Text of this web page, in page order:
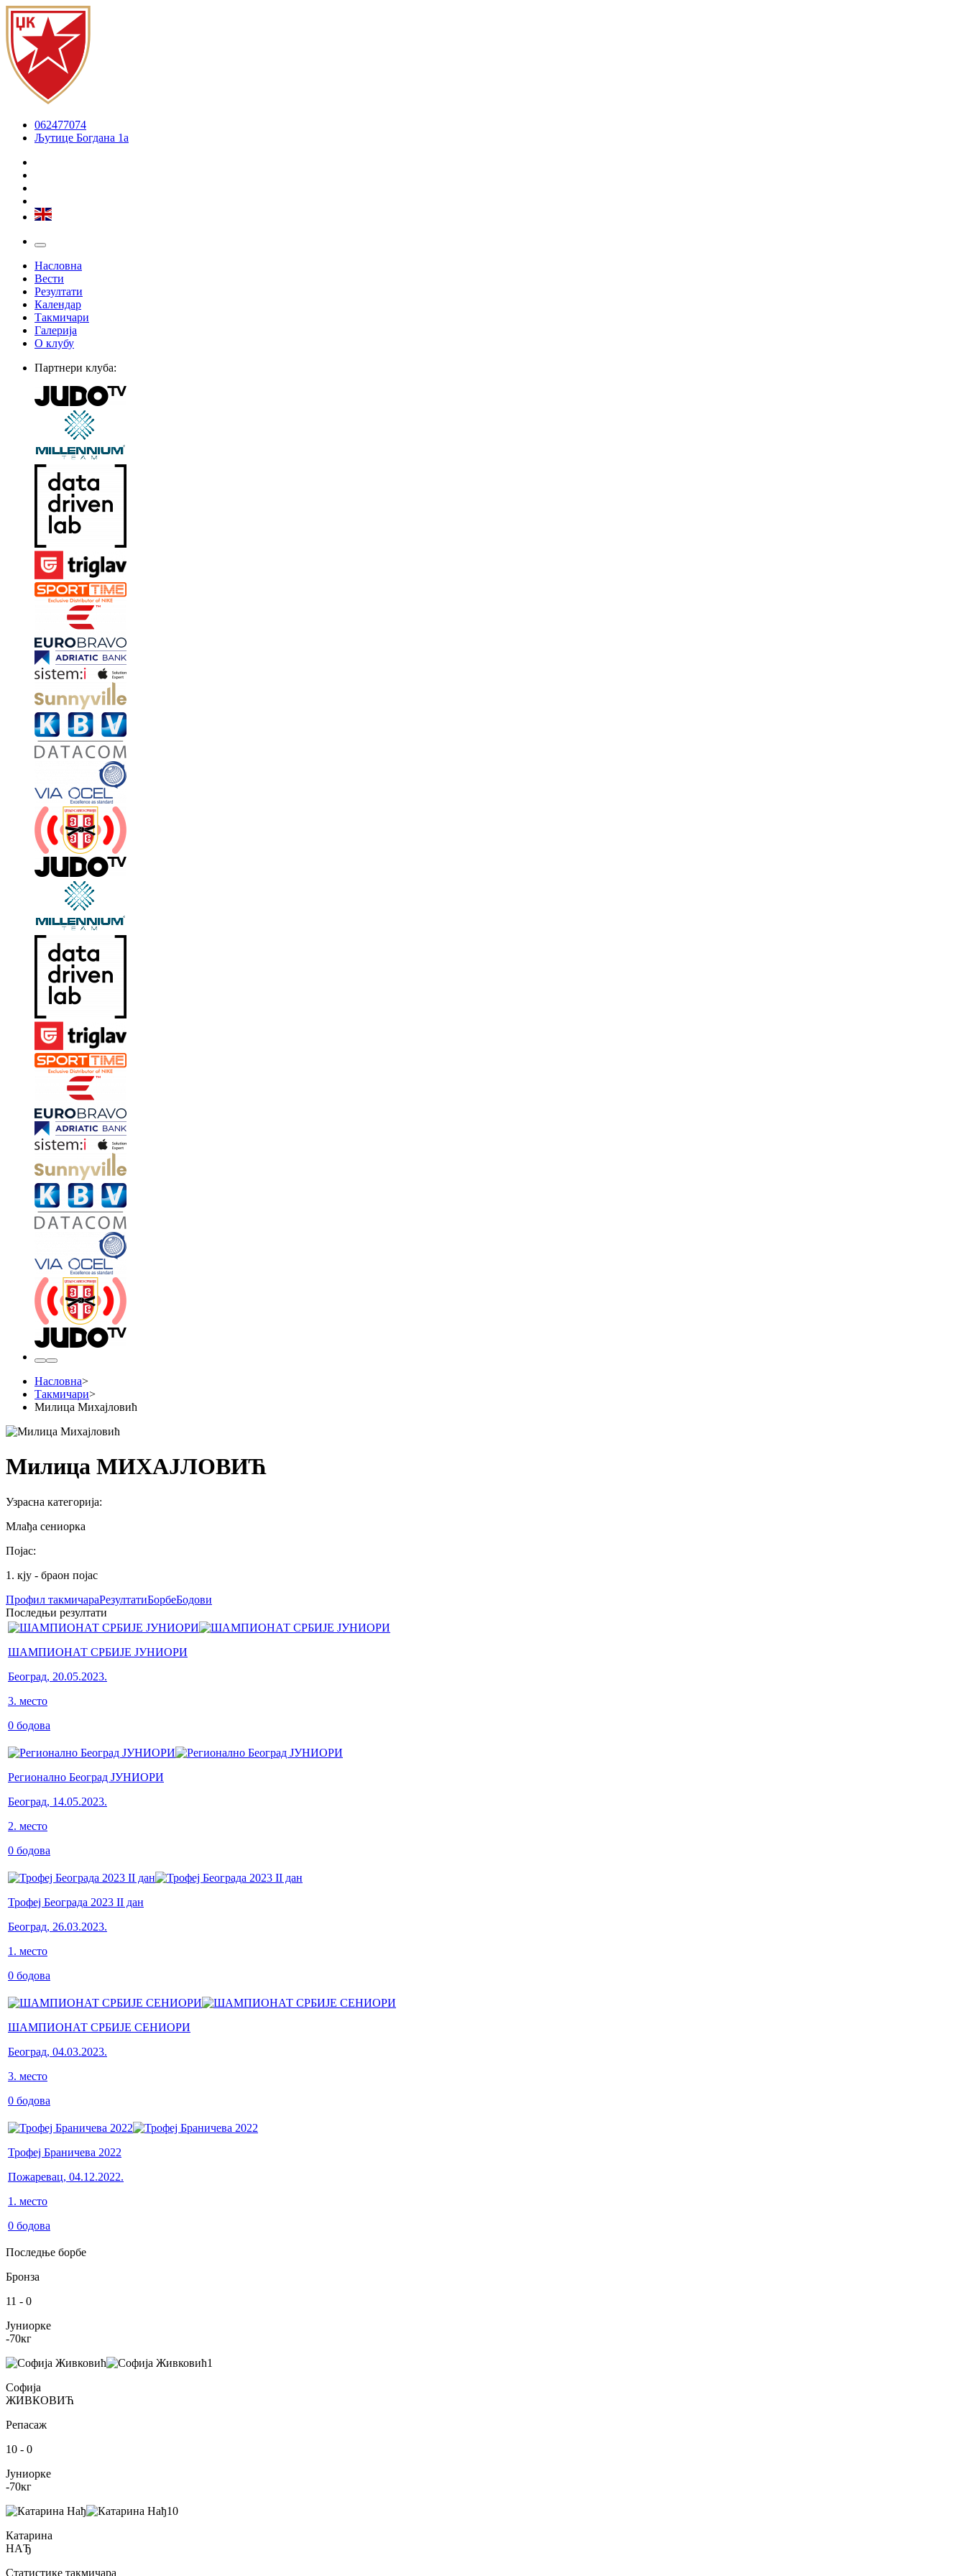
062477074
Љутице Богдана 1а
Насловна
Вести
Резултати
Календар
Такмичари
Галерија
О клубу
Партнери клуба:
Насловна>
Такмичари>
Милица Михајловић
Милица МИХАЈЛОВИЋ
Узрасна категорија:
Млађа сениорка
Појас:
1. кју - браон појас
Профил такмичараРезултатиБорбеБодови
Последњи резултати
ШАМПИОНАТ СРБИЈЕ ЈУНИОРИ
Београд, 20.05.2023.
3. место
0 бодова
Регионално Београд ЈУНИОРИ
Београд, 14.05.2023.
2. место
0 бодова
Трофеј Београда 2023 II дан
Београд, 26.03.2023.
1 . место
0 бодова
ШАМПИОНАТ СРБИЈЕ СЕНИОРИ
Београд, 04.03.2023.
3. место
0 бодова
Трофеј Браничева 2022
Пожаревац, 04.12.2022.
1 . место
0 бодова
Последње борбе
Бронза
11 - 0
Јуниорке
-70кг
1
Софија
ЖИВКОВИЋ
Репасаж
10 - 0
Јуниорке
-70кг
10
Катарина
НАЂ
Статистике такмичара